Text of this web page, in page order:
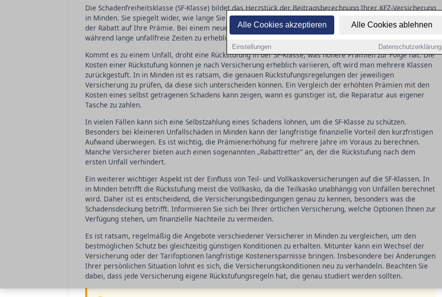
Alle Cookies akzeptieren Alle Cookies ablehnen
Einstellungen Datenschutzerklärung
Die Schadenfreiheitsklasse (SF-Klasse) bildet das Herzstück der Beitragsberechnung Ihrer KFZ-Versicherung
in Minden. Sie spiegelt wider, wie lange Sie unfallfrei gefahren sind. Je länger dieser Zeitraum, desto höher
der Rabatt auf Ihre Prämie. Bei einem neuen Vertrag werden Sie meist in die SF-Klasse 0 eingestuft,
während lange unfallfreie Zeiten zu erheblichen Prämienreduktionen führen können.
Kommt es zu einem Unfall, droht eine Rückstufung in der SF-Klasse, was höhere Prämien zur Folge hat. Die
Kosten einer Rückstufung können je nach Versicherung erheblich variieren, oft wird man mehrere Klassen
zurückgestuft. In in Minden ist es ratsam, die genauen Rückstufungsregelungen der jeweiligen
Versicherung zu prüfen, da diese sich unterscheiden können. Ein Vergleich der erhöhten Prämien mit den
Kosten eines selbst getragenen Schadens kann zeigen, wann es günstiger ist, die Reparatur aus eigener
Tasche zu zahlen.
In vielen Fällen kann sich eine Selbstzahlung eines Schadens lohnen, um die SF-Klasse zu schützen.
Besonders bei kleineren Unfallschäden in Minden kann der langfristige finanzielle Vorteil den kurzfristigen
Aufwand überwiegen. Es ist wichtig, die Prämienerhöhung für mehrere Jahre im Voraus zu berechnen.
Manche Versicherer bieten auch einen sogenannten „Rabattretter“ an, der die Rückstufung nach dem
ersten Unfall verhindert.
Ein weiterer wichtiger Aspekt ist der Einfluss von Teil- und Vollkaskoversicherungen auf die SF-Klassen. In
in Minden betrifft die Rückstufung meist die Vollkasko, da die Teilkasko unabhängig von Unfällen berechnet
wird. Daher ist es entscheidend, die Versicherungsbedingungen genau zu kennen, besonders was die
Schadensdeckung betrifft. Informieren Sie sich bei Ihrer örtlichen Versicherung, welche Optionen Ihnen zur
Verfügung stehen, um finanzielle Nachteile zu vermeiden.
Es ist ratsam, regelmäßig die Angebote verschiedener Versicherer in Minden zu vergleichen, um den
bestmöglichen Schutz bei gleichzeitig günstigen Konditionen zu erhalten. Mitunter kann ein Wechsel der
Versicherung oder der Tarifoptionen langfristige Kostenersparnisse bringen. Insbesondere bei Änderungen
Ihrer persönlichen Situation lohnt es sich, die Versicherungskonditionen neu zu verhandeln. Beachten Sie
dabei, dass jede Versicherung eigene Rückstufungsregeln hat, die genau studiert werden sollten.